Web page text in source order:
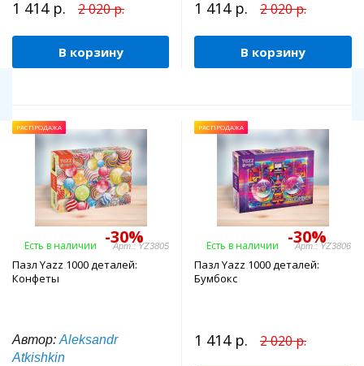
1 414 р. 2 020 р.
В корзину
1 414 р. 2 020 р.
В корзину
РАСПРОДАЖА
-30%
Есть в наличии Арт.: YZ3805
Пазл Yazz 1000 деталей:
Конфеты
Автор: Aleksandr
Atkishkin
РАСПРОДАЖА
-30%
Есть в наличии Арт.: YZ3806
Пазл Yazz 1000 деталей:
Бумбокс
1 414 р. 2 020 р.